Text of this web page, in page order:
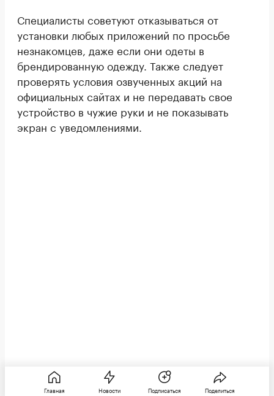
Специалисты советуют отказываться от
установки любых приложений по просьбе
незнакомцев, даже если они одеты в
брендированную одежду. Также следует
проверять условия озвученных акций на
официальных сайтах и не передавать свое
устройство в чужие руки и не показывать
экран с уведомлениями.
Главная Новости Подписаться Поделиться